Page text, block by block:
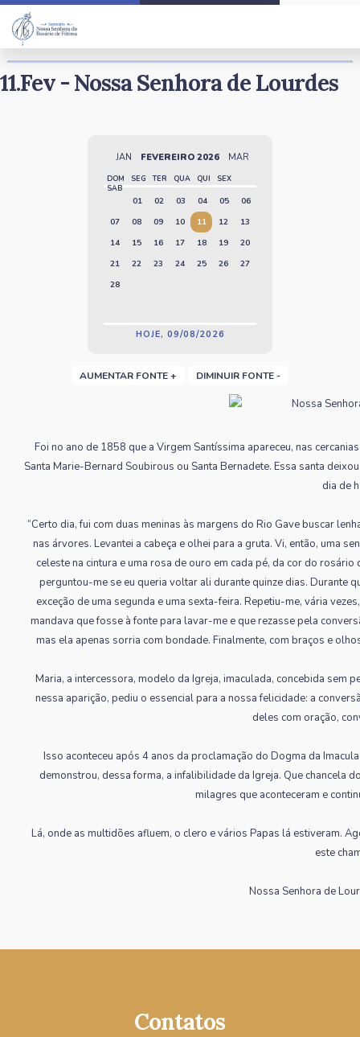
11.Fev - Nossa Senhora de Lourdes
JAN FEVEREIRO 2026 MAR
DOM SEG TER QUA QUI
SEX
SAB
01 02 03 04 05
06
07
08 09 10 11 12
13
14
15 16 17 18 19
20
21
22 23 24 25 26
27
28
HOJE, 09/08/2026
AUMENTAR FONTE + DIMINUIR FONTE -
Foi no ano de 1858 que a Virgem Santíssima apareceu, nas
Santa Marie-Bernard Soubirous ou Santa Bernadete. Essa santa
dia de
“Certo dia, fui com duas meninas às margens do Rio Gave buscar
nas árvores. Levantei a cabeça e olhei para a gruta. Vi, então, uma
celeste na cintura e uma rosa de ouro em cada pé, da cor do
perguntou-me se eu queria voltar ali durante quinze dias. Durante
exceção de uma segunda e uma sexta-feira. Repetiu-me, vária
mandava que fosse à fonte para lavar-me e que rezasse pela
mas ela apenas sorria com bondade. Finalmente, com braços e
Maria, a intercessora, modelo da Igreja, imaculada, concebida sem
nessa aparição, pediu o essencial para a nossa felicidade: a
deles com oração,
Isso aconteceu após 4 anos da proclamação do Dogma da
demonstrou, dessa forma, a infalibilidade da Igreja. Que chancela
milagres que aconteceram e
Lá, onde as multidões afluem, o clero e vários Papas lá estiveram.
este
Nossa Senhora de
Contatos